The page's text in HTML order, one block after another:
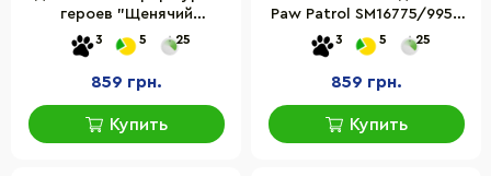
героев "Щенячий
патруль" YG Toys XZ-868
с машинками 8 в 1
3 5 25
859 грн.
Купить
Paw Patrol SM16775/9955
Щенячий патруль Зума
3 5 25
859 грн.
Купить